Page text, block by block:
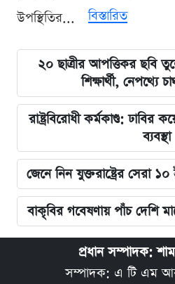
উপস্থিতির...
বিস্তারিত
২০ ছাত্রীর আপত্তিকর ছবি
শিক্ষার্থী, নেপথ্যে
রাষ্ট্রবিরোধী কর্মকাণ্ড: ঢাবির
ব্যবস্থা
জেনে নিন যুক্তরাষ্ট্রের সেরা ১০
বাকৃবির গবেষণায় পাঁচ দেশি
প্রধান সম্পাদক:
সম্পাদক: এ টি এম